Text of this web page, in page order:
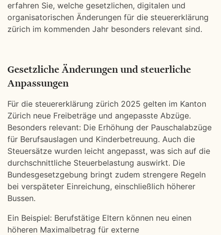
erfahren Sie, welche gesetzlichen, digitalen und
organisatorischen Änderungen für die steuererklärung
zürich im kommenden Jahr besonders relevant sind.
Gesetzliche Änderungen und steuerliche
Anpassungen
Für die steuererklärung zürich 2025 gelten im Kanton
Zürich neue Freibeträge und angepasste Abzüge.
Besonders relevant: Die Erhöhung der Pauschalabzüge
für Berufsauslagen und Kinderbetreuung. Auch die
Steuersätze wurden leicht angepasst, was sich auf die
durchschnittliche Steuerbelastung auswirkt. Die
Bundesgesetzgebung bringt zudem strengere Regeln
bei verspäteter Einreichung, einschließlich höherer
Bussen.
Ein Beispiel: Berufstätige Eltern können neu einen
höheren Maximalbetrag für externe